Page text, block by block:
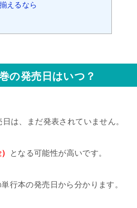
えるなら
の発売日はいつ？
は、まだ発表されていません。
となる可能性が高いです。
行本の発売日から分かります。